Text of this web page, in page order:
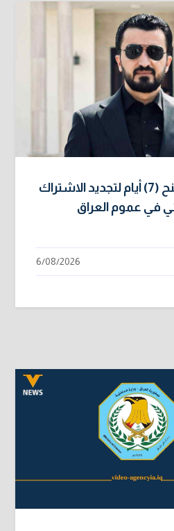
سند يوجّه بمنح (7) أيام لتجديد الاشتراك
في عموم العراق
6/08/2026